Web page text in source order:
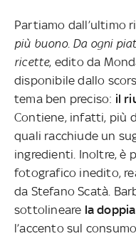
Partiamo dall’ultimo
più buono. Da ogni
ricette, edito da
disponibile dallo
tema ben preciso: il
Contiene, infatti, più
quali racchiude un
ingredienti. Inoltre, è
fotografico inedito,
da Stefano Scatà.
sottolineare la
l’accento sul